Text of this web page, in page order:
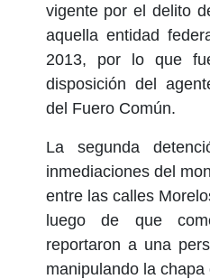
vigente por el delito
aquella entidad
2013, por lo que
disposición del
del Fuero Común.
La segunda
inmediaciones del
entre las calles
luego de que
reportaron a una
manipulando la